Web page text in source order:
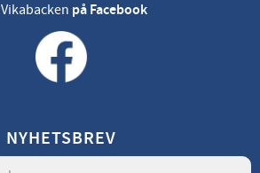
Vikabacken på Facebook
NYHETSBREV